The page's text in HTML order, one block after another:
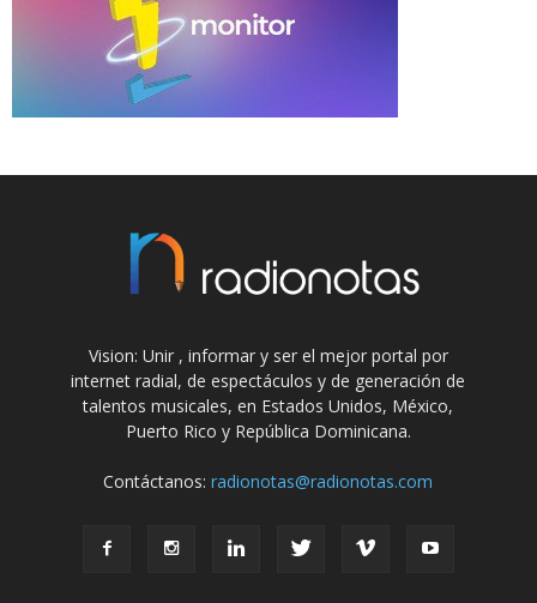
Vision: Unir , informar y ser el mejor portal por
internet radial, de espectáculos y de generación de
talentos musicales, en Estados Unidos, México,
Puerto Rico y República Dominicana.
Contáctanos:radionotas@radionotas.com